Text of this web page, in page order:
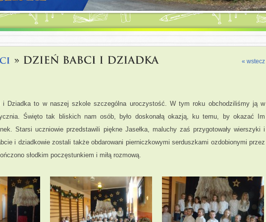
« wstecz
i Dziadka to w naszej szkole szczególna uroczystość. W tym roku obchodziliśmy ją w
Święto tak bliskich nam osób, było doskonałą okazją, ku temu, by okazać Im
Starsi uczniowie przedstawili piękne Jasełka, maluchy zaś przygotowały wierszyki i
i dziadkowie zostali także obdarowani pierniczkowymi serduszkami ozdobionymi przez
słodkim poczęstunkiem i miłą rozmową.